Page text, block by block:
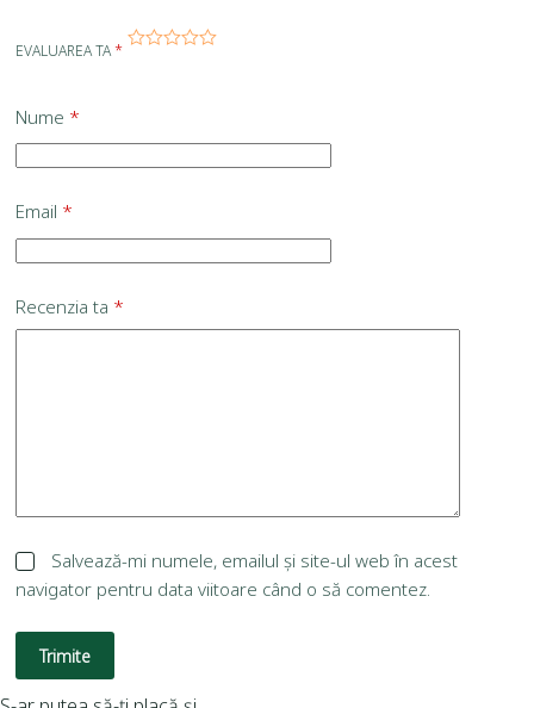
EVALUAREA TA*
Nume *
Email *
Recenzia ta *
Salvează-mi numele, emailul și site-ul web în acest
navigator pentru data viitoare când o să comentez.
Trimite